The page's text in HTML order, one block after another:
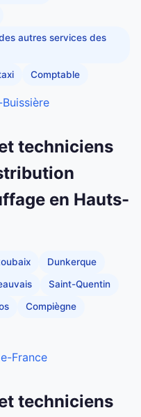
autres services des
Comptable
techniciens
en Hauts-
Dunkerque
Saint-Quentin
Compiègne
France
techniciens